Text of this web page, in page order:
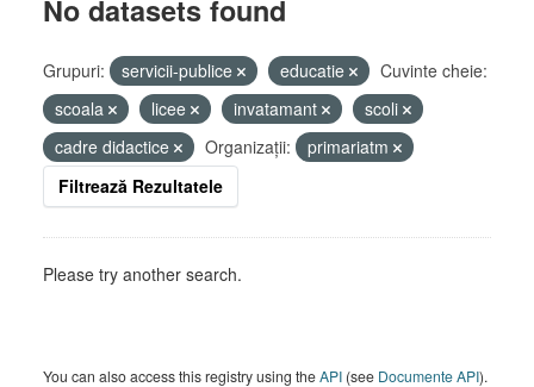
No datasets found
Grupuri: servicii-publice educatie
Cuvinte cheie:
scoala
licee invatamant
scoli
cadre didactice
Organizații:
primariatm
Filtrează Rezultatele
Please try another search.
You can also access this registry using theAPI (see Documente API).